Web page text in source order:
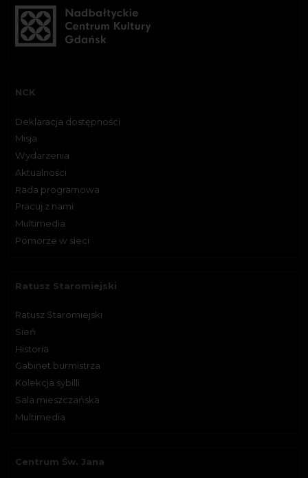
NCK
Deklaracja dostępności
Misja
Wydarzenia
Aktualności
Rada programowa
Pracuj z nami
Multimedia
Pomorze w sieci
Ratusz Staromiejski
Ratusz Staromiejski
Sień
Historia
Gabinet burmistrza
Kolekcja sybilli
Sala mieszczańska
Multimedia
Centrum Św. Jana